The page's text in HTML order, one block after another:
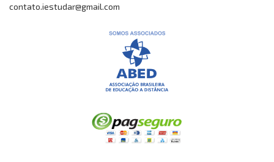
contato.iestudar@gmail.com